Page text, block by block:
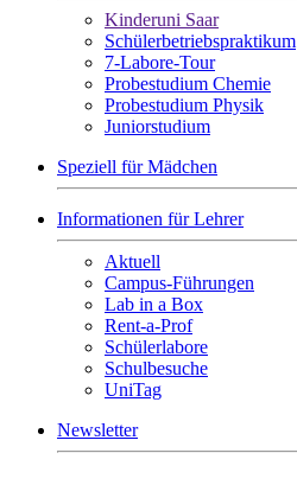
Kinderuni Saar
Schülerbetriebspraktikum
7-Labore-Tour
Probestudium Chemie
Probestudium Physik
Juniorstudium
Speziell für Mädchen
Informationen für Lehrer
Aktuell
Campus-Führungen
Lab in a Box
Rent-a-Prof
Schülerlabore
Schulbesuche
UniTag
Newsletter